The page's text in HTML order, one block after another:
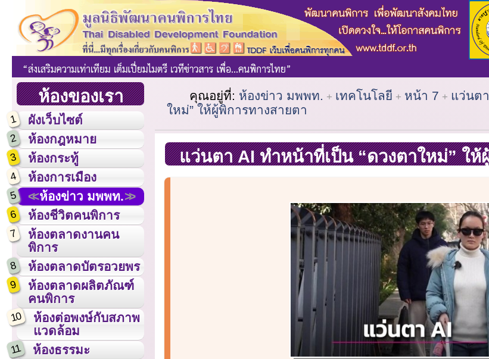
ห้องของเรา
1 ผังเว็บไซต์
2 ห้องกฎหมาย
3 ห้องกระทู้
4 ห้องการเมือง
5 ห้องข่าว มพพท.
6 ห้องชีวิตคนพิการ
7
ห้องตลาดงานคน
พิการ
8 ห้องตลาดบัตรอวยพร
9
ห้องตลาดผลิตภัณฑ์
คนพิการ
10
ห้องต่อพงษ์กับสภาพ
แวดล้อม
11 ห้องธรรมะ
คุณอยู่ที่: ห้องข่าว มพพท. เทคโนโลยี หน้า 7
แว่นต
ใหม่” ให้ผู้พิการทางสายตา
แว่นตา AI ทำหน้าที่เป็น “ดวงตาใหม่” ให้